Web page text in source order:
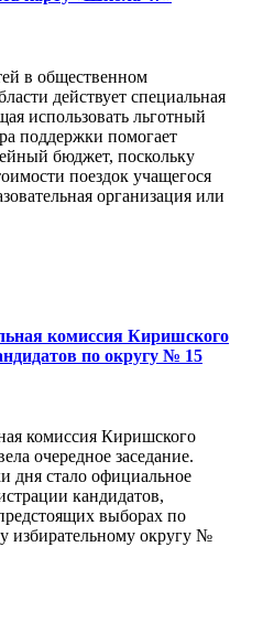
в общественном
действует специальная
использовать льготный
поддержки помогает
бюджет, поскольку
поездок учащегося
организация или
комиссия Киришского
по округу № 15
комиссия Киришского
очередное заседание.
дня стало официальное
кандидатов,
выборах по
избирательному округу №